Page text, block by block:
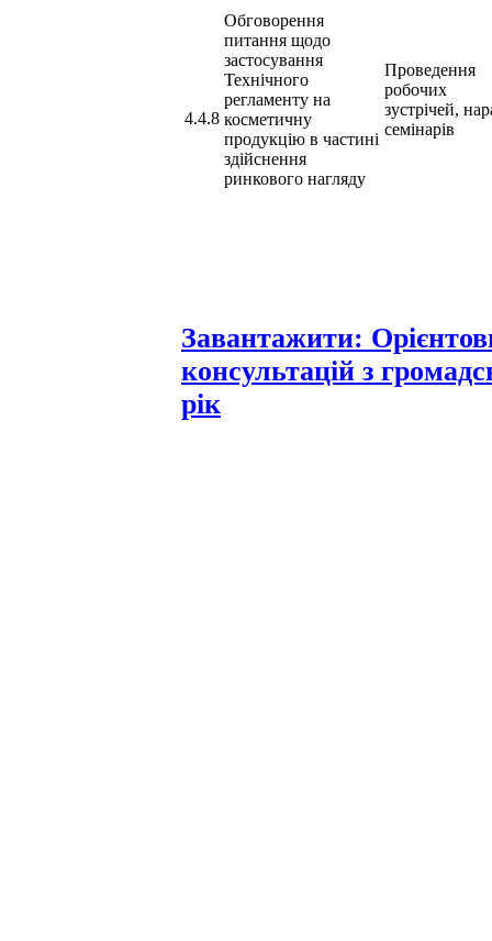
4.4.8
Обговорення
питання щодо
застосування
Технічного
регламенту на
косметичну
продукцію в частині
здійснення
ринкового нагляду
Проведення
робочих
зустрічей,
семінарів
Завантажити:
консультацій з
рік